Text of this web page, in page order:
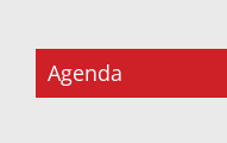
Agenda